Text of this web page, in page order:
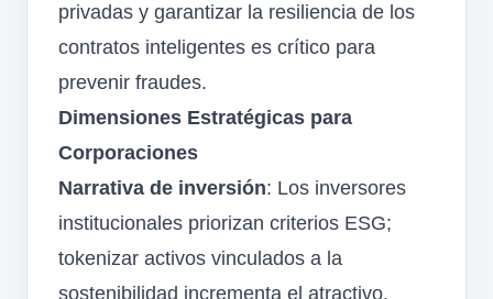
privadas y garantizar la resiliencia de los
contratos inteligentes es crítico para
prevenir fraudes.
Dimensiones Estratégicas para
Corporaciones
Narrativa de inversión: Los inversores
institucionales priorizan criterios ESG;
tokenizar activos vinculados a la
sostenibilidad incrementa el atractivo.